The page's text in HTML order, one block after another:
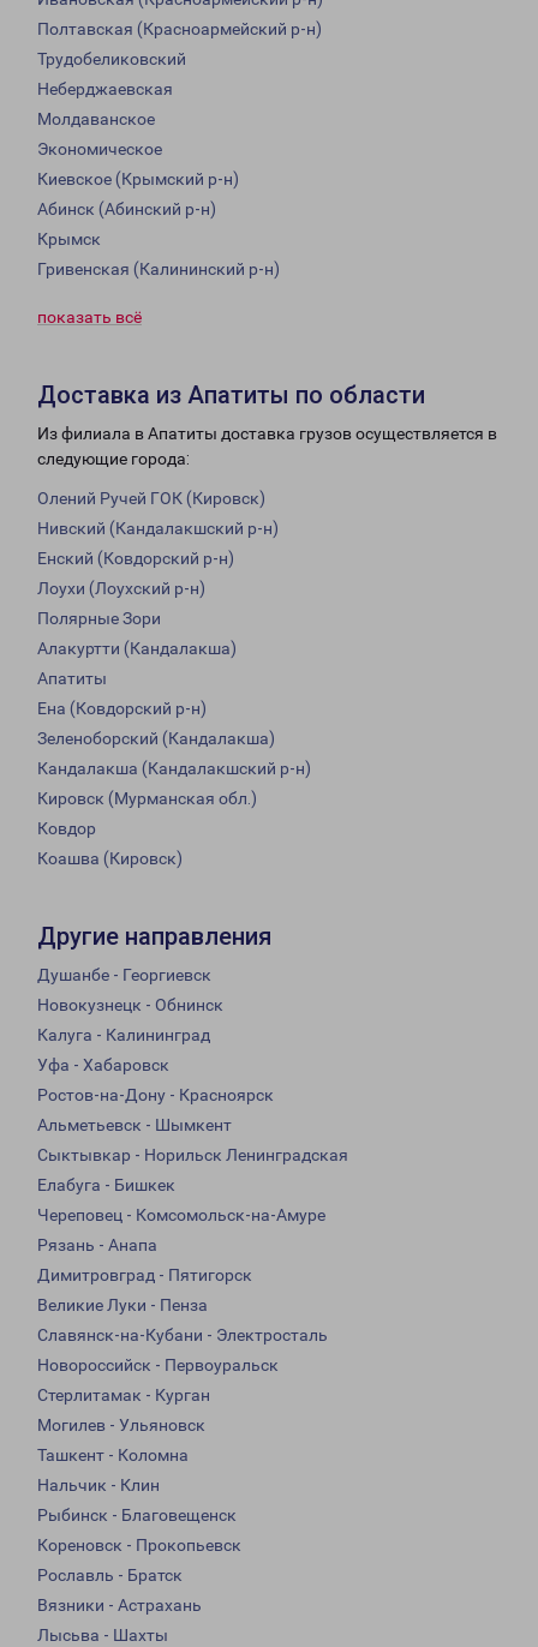
Полтавская (Красноармейский р-н)
Трудобеликовский
Неберджаевская
Молдаванское
Экономическое
Киевское (Крымский р-н)
Абинск (Абинский р-н)
Крымск
Гривенская (Калининский р-н)
показать всё
Доставка из Апатиты по области
Из филиала в Апатиты доставка грузов осуществляется в
следующие города:
Олений Ручей ГОК (Кировск)
Нивский (Кандалакшский р-н)
Енский (Ковдорский р-н)
Лоухи (Лоухский р-н)
Полярные Зори
Алакуртти (Кандалакша)
Апатиты
Ена (Ковдорский р-н)
Зеленоборский (Кандалакша)
Кандалакша (Кандалакшский р-н)
Кировск (Мурманская обл.)
Ковдор
Коашва (Кировск)
Другие направления
Душанбе - Георгиевск
Новокузнецк - Обнинск
Калуга - Калининград
Уфа - Хабаровск
Ростов-на-Дону - Красноярск
Альметьевск - Шымкент
Сыктывкар - Норильск Ленинградская
Елабуга - Бишкек
Череповец - Комсомольск-на-Амуре
Рязань - Анапа
Димитровград - Пятигорск
Великие Луки - Пенза
Славянск-на-Кубани - Электросталь
Новороссийск - Первоуральск
Стерлитамак - Курган
Могилев - Ульяновск
Ташкент - Коломна
Нальчик - Клин
Рыбинск - Благовещенск
Кореновск - Прокопьевск
Рославль - Братск
Вязники - Астрахань
Лысьва - Шахты